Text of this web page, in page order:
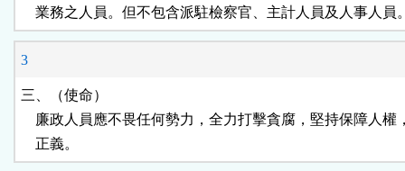
業務之人員。但不包含派駐檢察官、主計人員及人事人員
3
三、（使命）
廉政人員應不畏任何勢力，全力打擊貪腐，堅持保障人權
    正義。